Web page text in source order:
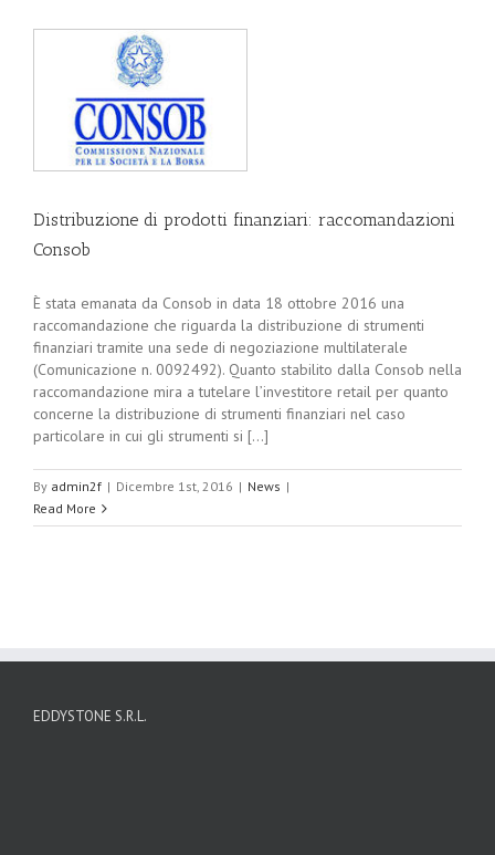
Distribuzione di prodotti finanziari: raccomandazioni
Consob
È stata emanata da Consob in data 18 ottobre 2016 una
raccomandazione che riguarda la distribuzione di strumenti
finanziari tramite una sede di negoziazione multilaterale
(Comunicazione n. 0092492). Quanto stabilito dalla Consob nella
raccomandazione mira a tutelare l’investitore retail per quanto
concerne la distribuzione di strumenti finanziari nel caso
particolare in cui gli strumenti si [...]
By admin2f | Dicembre 1st, 2016 | News |
Read More
EDDYSTONE S.R.L.